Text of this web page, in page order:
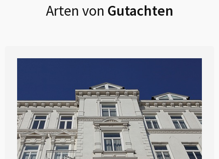
Arten von Gutachten